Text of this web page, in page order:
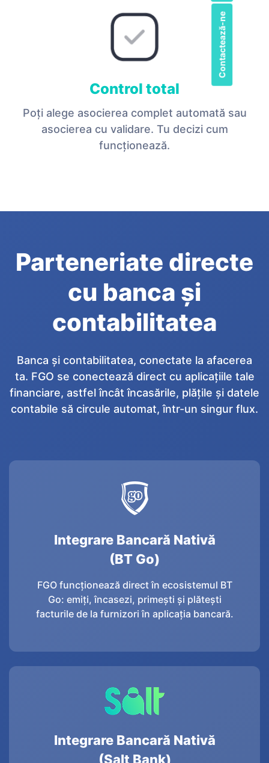
Control total
Poți alege asocierea complet automată sau
asocierea cu validare. Tu decizi cum
funcționează.
Parteneriate directe
cu banca și
contabilitatea
Banca și contabilitatea, conectate la afacerea
ta. FGO se conectează direct cu aplicațiile tale
financiare, astfel încât încasările, plățile și datele
contabile să circule automat, într-un singur flux.
Integrare Bancară Nativă
(BT Go)
FGO funcționează direct în ecosistemul BT
Go: emiți, încasezi, primești și plătești
facturile de la furnizori în aplicația bancară.
Integrare Bancară Nativă
(Salt Bank)
Contactează-ne